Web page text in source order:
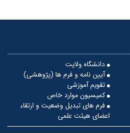
دانشگاه ولایت
آیین نامه و فرم ها (پژوهشی)
تقویم آموزشی
کمیسیون موارد خاص
فرم های تبدیل وضعیت و ارتقاء
اعضای هیئت علمی